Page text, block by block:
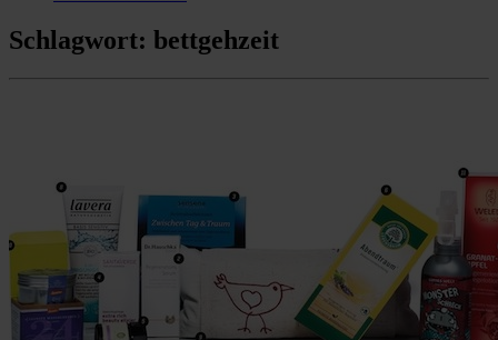
Schlagwort: bettgehzeit